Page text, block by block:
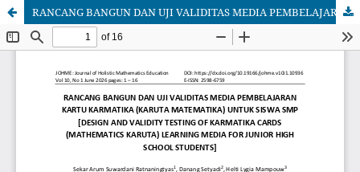
RANCANG BANGUN DAN UJI VALIDITAS MEDIA PEMBELAJARAN KARTU KARMATIKA (KARUTA MATEMATIKA) UNTUK SISWA SMP [DESIGN AND VALIDITY TESTING OF KARMATIKA CARDS (MATHEMATICS KARUTA) LEARNING MEDIA FOR JUNIOR HIGH SCHOOL STUDENTS]